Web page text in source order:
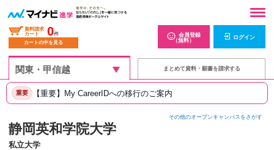
資料請求
カート
0件
カートの中を見る
会員登録
（無料）
ログイン
まとめて資料・願書を請求する
重要 【重要】My CareerIDへの移行のご案内
その他のオープンキャンパスをさがす
静岡英和学院大学
私立大学